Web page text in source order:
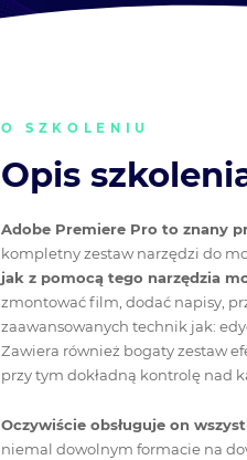
O SZKOLENIU
Opis
Adobe Premiere Pro to znany
kompletny zestaw narzędzi do
jak z pomocą tego narzędzia
zmontować film, dodać napisy,
zaawansowanych technik jak:
Zawiera również bogaty zestaw
przy tym dokładną kontrolę nad
Oczywiście obsługuje on
niemal dowolnym formacie na